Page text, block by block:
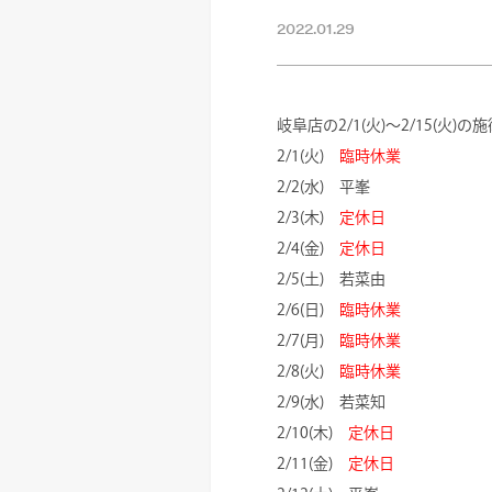
2022.01.29
岐阜店の2/1(火)～2/15(火)の施
2/1(火) 臨時休業
2/2(水) 平峯
2/3(木) 定休日
2/4(金) 定休日
2/5(土) 若菜由
2/6(日) 臨時休業
2/7(月) 臨時休業
2/8(火) 臨時休業
2/9(水) 若菜知
2/10(木) 定休日
2/11(金) 定休日